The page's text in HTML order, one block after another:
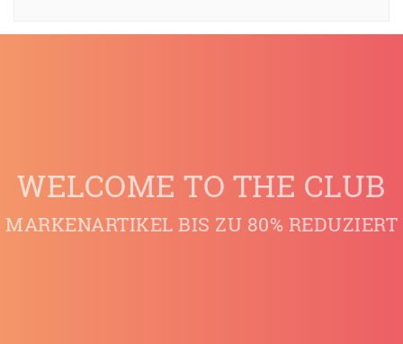
WELCOME TO THE CLUB
MARKENARTIKEL BIS ZU 80% REDUZIERT